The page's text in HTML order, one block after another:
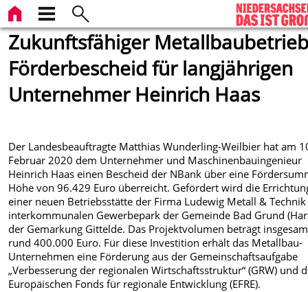
Zukunftsfähiger
Förderbescheid für langjährigen
Unternehmer Heinrich Haas
Der Landesbeauftragte Matthias Wunderling-Weilbier hat am
Februar 2020 dem Unternehmer und Maschinenbauingenieur
Heinrich Haas einen Bescheid der NBank über eine
Höhe von 96.429 Euro überreicht. Gefördert wird die
einer neuen Betriebsstätte der Firma Ludewig Metall &
interkommunalen Gewerbepark der Gemeinde Bad Grund
der Gemarkung Gittelde. Das Projektvolumen beträgt
rund 400.000 Euro. Für diese Investition erhält das Metallbau-
Unternehmen eine Förderung aus der Gemeinschaftsaufgabe
„Verbesserung der regionalen Wirtschaftsstruktur“ (GRW) und
Europäischen Fonds für regionale Entwicklung (EFRE).